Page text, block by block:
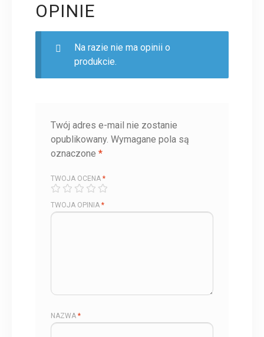
OPINIE
Na razie nie ma opinii o
produkcie.
Twój adres e-mail nie zostanie
opublikowany. Wymagane pola są
oznaczone *
TWOJA OCENA *
TWOJA OPINIA *
NAZWA *